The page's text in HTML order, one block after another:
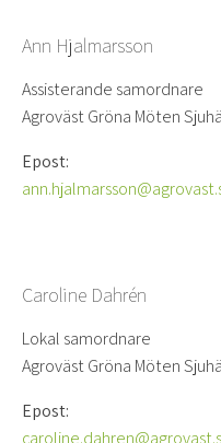
Ann Hjalmarsson
Assisterande samordnare
Agroväst Gröna Möten
Epost:
Caroline Dahrén
Lokal samordnare
Agroväst Gröna Möten
Epost: